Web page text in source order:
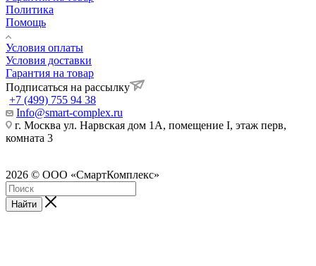
Политика
Помощь
Условия оплаты
Условия доставки
Гарантия на товар
Подписаться на рассылку
+7 (499) 755 94 38
Info@smart-complex.ru
г. Москва ул. Нарвская дом 1А, помещение I, этаж перв,
комната 3
2026 © ООО «СмартКомплекс»
Найти